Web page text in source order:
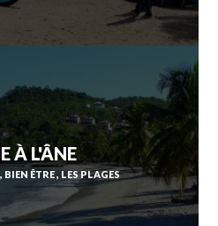
À L'ÂNE
BIEN ÊTRE LES PLAGES